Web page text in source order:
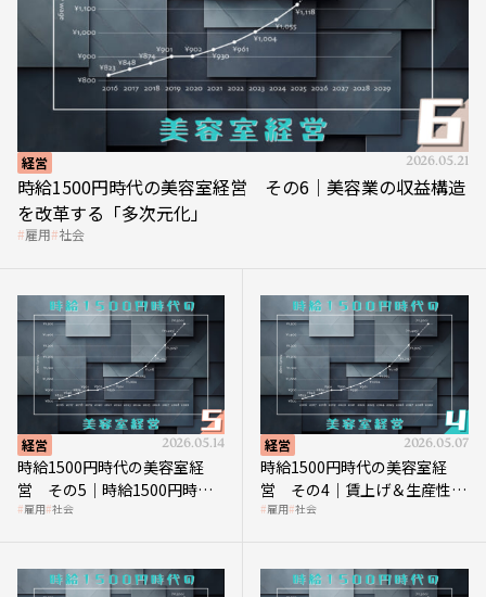
経営 2026.05.21
時給1500円時代の美容室経営 その6｜美容業の収益構造
を改革する「多次元化」
雇用 社会
経営 2026.05.14
時給1500円時代の美容室経
営 その5｜時給1500円時代
の到来は美容業の収益構造を
雇用 社会
経営 2026.05.07
時給1500円時代の美容室経
営 その4｜賃上げ＆生産性向
上につなげる賢い助成金活用
雇用 社会